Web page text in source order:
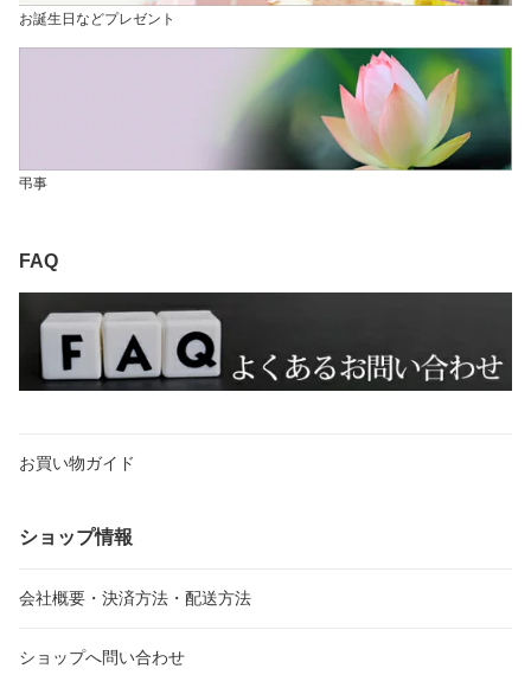
お誕生日などプレゼント
弔事
FAQ
お買い物ガイド
ショップ情報
会社概要・決済方法・配送方法
ショップへ問い合わせ